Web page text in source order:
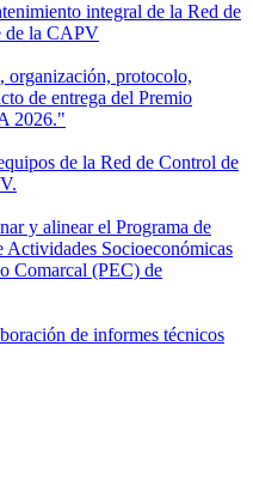
integral de la Red de
de la CAPV
organización, protocolo,
de entrega del Premio
2026."
de la Red de Control de
y alinear el Programa de
Socioeconómicas
Comarcal (PEC) de
de informes técnicos